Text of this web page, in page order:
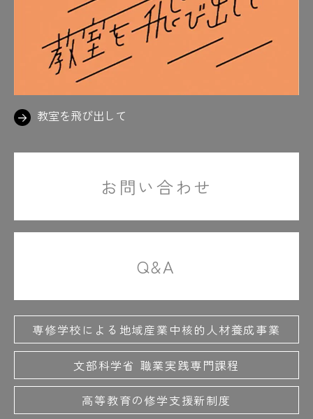
教室を飛び出して
お問い合わせ
Q&A
専修学校による地域産業中核的人材養成事業
文部科学省 職業実践専門課程
高等教育の修学支援新制度